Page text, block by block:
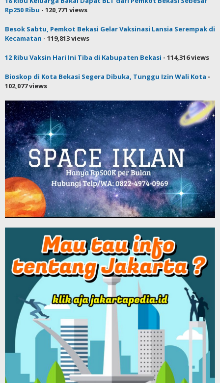
Rp250 Ribu - 120,771 views
Besok Sabtu, Pemkot Bekasi Gelar Vaksinasi Lansia Serempak di
Kecamatan - 119,813 views
12 Ribu Vaksin Hari Ini Tiba di Kabupaten Bekasi - 114,316 views
Bioskop di Kota Bekasi Segera Dibuka, Tunggu Izin Wali Kota -
102,077 views